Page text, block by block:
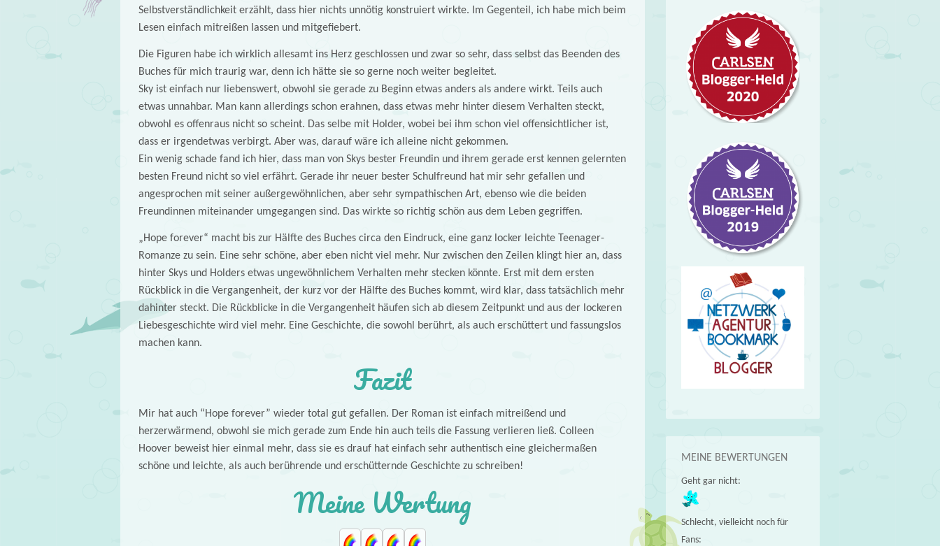
Selbstverständlichkeit erzählt, dass hier nichts unnötig konstruiert wirkte. Im Gegenteil, ich habe mich beim
Lesen einfach mitreißen lassen und mitgefiebert.
Die Figuren habe ich wirklich allesamt ins Herz geschlossen und zwar so sehr, dass selbst das Beenden des
Buches für mich traurig war, denn ich hätte sie so gerne noch weiter begleitet.
Sky ist einfach nur liebenswert, obwohl sie gerade zu Beginn etwas anders als andere wirkt. Teils auch
etwas unnahbar. Man kann allerdings schon erahnen, dass etwas mehr hinter diesem Verhalten steckt,
obwohl es offenraus nicht so scheint. Das selbe mit Holder, wobei bei ihm schon viel offensichtlicher ist,
dass er irgendetwas verbirgt. Aber was, darauf wäre ich alleine nicht gekommen.
Ein wenig schade fand ich hier, dass man von Skys bester Freundin und ihrem gerade erst kennen gelernten
besten Freund nicht so viel erfährt. Gerade ihr neuer bester Schulfreund hat mir sehr gefallen und
angesprochen mit seiner außergewöhnlichen, aber sehr sympathischen Art, ebenso wie die beiden
Freundinnen miteinander umgegangen sind. Das wirkte so richtig schön aus dem Leben gegriffen.
„Hope forever“ macht bis zur Hälfte des Buches circa den Eindruck, eine ganz locker leichte Teenager-
Romanze zu sein. Eine sehr schöne, aber eben nicht viel mehr. Nur zwischen den Zeilen klingt hier an, dass
hinter Skys und Holders etwas ungewöhnlichem Verhalten mehr stecken könnte. Erst mit dem ersten
Rückblick in die Vergangenheit, der kurz vor der Hälfte des Buches kommt, wird klar, dass tatsächlich mehr
dahinter steckt. Die Rückblicke in die Vergangenheit häufen sich ab diesem Zeitpunkt und aus der lockeren
Liebesgeschichte wird viel mehr. Eine Geschichte, die sowohl berührt, als auch erschüttert und fassungslos
machen kann.
Fazit
Mir hat auch “Hope forever” wieder total gut gefallen. Der Roman ist einfach mitreißend und
herzerwärmend, obwohl sie mich gerade zum Ende hin auch teils die Fassung verlieren ließ. Colleen
Hoover beweist hier einmal mehr, dass sie es drauf hat einfach sehr authentisch eine gleichermaßen
schöne und leichte, als auch berührende und erschütternde Geschichte zu schreiben!
Meine Wertung
MEINE BEWERTUNGEN
Geht gar nicht:
Schlecht, vielleicht noch für
Fans: